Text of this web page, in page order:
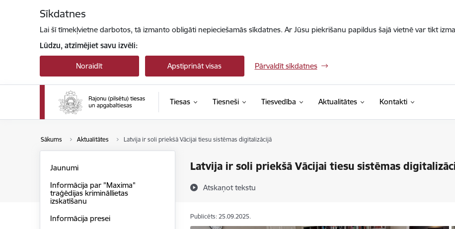
Sīkdatnes
Lai šī tīmekļvietne darbotos, tā izmanto obligāti nepieciešamās sīkdatnes. Ar Jūsu piekrišanu papildus šajā vietnē var tikt
Lūdzu, atzīmējiet savu izvēli:
Noraidīt Apstiprināt visas Pārvaldīt sīkdatnes
Tiesas Tiesneši Tiesvedība Aktualitātes Kontakti
Sākums Aktualitātes Latvija ir soli priekšā Vācijai tiesu sistēmas digitalizācijā
Latvija ir soli priekšā Vācijai tiesu sistēmas
Atskaņot tekstu
Jaunumi
Informācija par "Maxima"
traģēdijas krimināllietas
izskatīšanu
Informācija presei
Publicēts: 25.09.2025.